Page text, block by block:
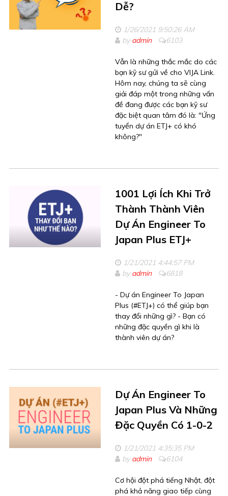
Dễ?
1/26/2021 9:50:26 AM
byadmin 6103
Vẫn là những thắc mắc do các
bạn kỹ sư gửi về cho VIJA Link.
Hôm nay, chúng ta sẽ cùng
giải đáp một trong những vấn
đề đang được các bạn kỹ sư
đặc biệt quan tâm đó là: "Ứng
tuyển dự án ETJ+ có khó
không?"
1001 Lợi Ích Khi Trở
Thành Thành Viên
Dự Án Engineer To
Japan Plus ETJ+
1/21/2021 4:44:57 PM
byadmin 6818
- Dự án Engineer To Japan
Plus (#ETJ+) có thể giúp bạn
thay đổi những gì? - Bạn có
những đặc quyền gì khi là
thành viên dự án?
Dự Án Engineer To
Japan Plus Và Những
Đặc Quyền Có 1-0-2
1/21/2021 4:35:35 PM
byadmin 6104
Cơ hội đột phá tiếng Nhật, đột
phá khả năng giao tiếp cùng